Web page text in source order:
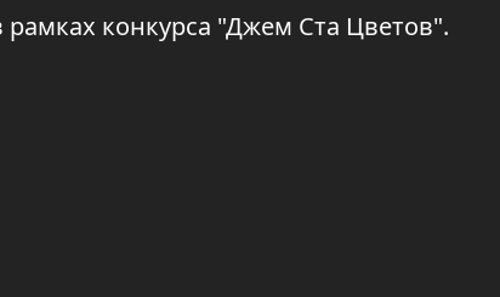
конкурса "Джем Ста Цветов".